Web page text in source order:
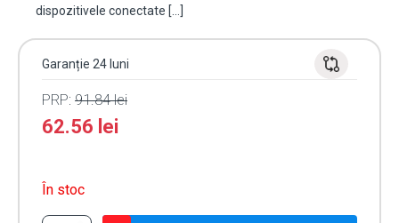
dispozitivele conectate […]
Garanție 24 luni
PRP: 91.84lei
62.56 lei
În stoc